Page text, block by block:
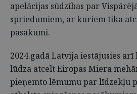
apelācijas sūdzības par
spriedumiem, ar kuriem tika
pasākumi.
2024.gadā Latvija iestājusies
lūdza atcelt Eiropas Miera
pieņemto lēmumu par līdzekļu